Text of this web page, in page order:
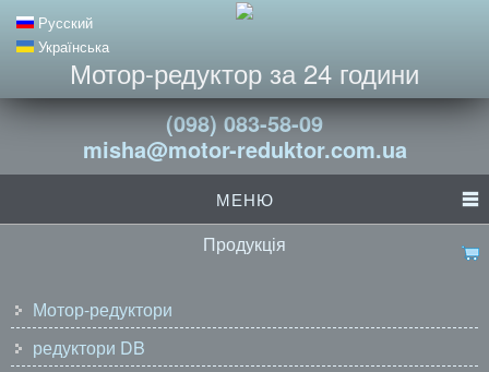
Русский
Українська
Мотор-редуктор за 24 години
(098) 083-58-09
misha@motor-reduktor.com.ua
МЕНЮ
Продукція
Мотор-редуктори
редуктори DB